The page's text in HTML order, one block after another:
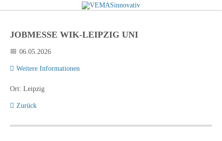
JOBMESSE WIK-LEIPZIG UNI
06.05.2026
Weitere Informationen
Ort: Leipzig
Zurück